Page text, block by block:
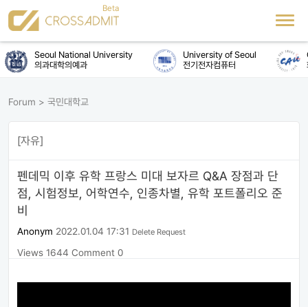
Seoul National University
의과대학의예과
University of Seoul
전기전자컴퓨터
Forum > 국민대학교
[자유]
펜데믹 이후 유학 프랑스 미대 보자르 Q&A 장점과 단
점, 시험정보, 어학연수, 인종차별, 유학 포트폴리오 준
비
Anonym 2022.01.04 17:31 Delete Request
Views 1644 Comment 0